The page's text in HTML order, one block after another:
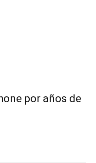
por años de